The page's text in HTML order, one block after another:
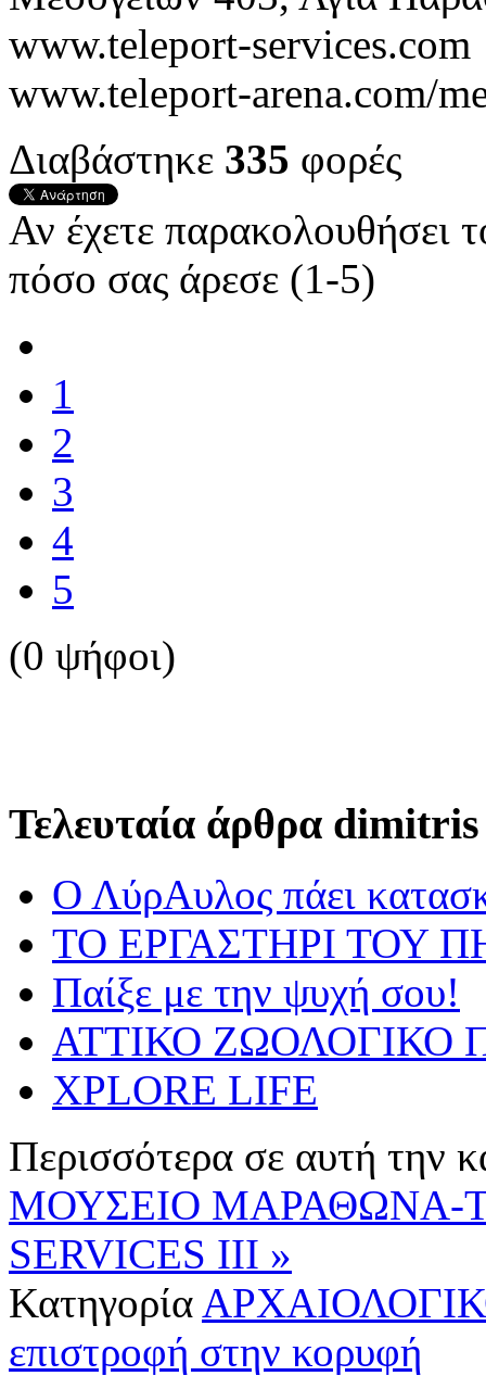
www.teleport-services.com
www.teleport-arena.com/
Διαβάστηκε 335 φορές
Αν έχετε παρακολουθήσει
πόσο σας άρεσε (1-5)
1
2
3
4
5
(0 ψήφοι)
Τελευταία άρθρα dimitris
Ο ΛύρΑυλος πάει
ΤΟ ΕΡΓΑΣΤΗΡΙ ΤΟΥ
Παίξε με την ψυχή σου!
ΑΤΤΙΚΟ ΖΩΟΛΟΓΙΚΟ
XPLORE LIFE
Περισσότερα σε αυτή την
ΜΟΥΣΕΙΟ
SERVICES III »
Κατηγορία
επιστροφή στην κορυφή